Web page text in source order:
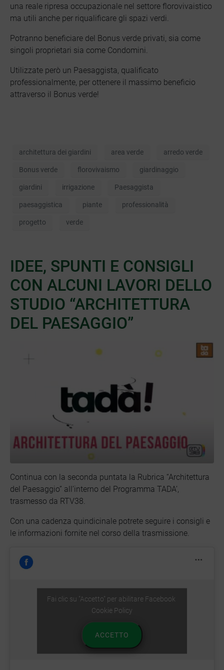
una reale ripresa occupazionale nel settore florovivaistico
ma utili anche per riqualificare gli spazi verdi.
Potranno beneficiare del Bonus verde privati, sia come
singoli proprietari sia come Condomini.
Utilizzate però un Paesaggista, qualificato
professionalmente, per ottenere il massimo beneficio
attraverso il Bonus verde!
architettura dei giardini area verde arredo verde
Bonus verde florovivaismo giardinaggio
giardini irrigazione Paesaggista
paesaggistica piante professionalità
progetto verde
IDEE, SPUNTI E CONSIGLI
CON ALCUNI LAVORI DELLO
STUDIO “ARCHITETTURA
DEL PAESAGGIO”
Continua con la seconda puntata la Rubrica “Architettura
del Paesaggio” all’interno del Programma TADA’,
trasmesso da RTV38.
Con una cadenza quindicinale potrete seguire i consigli e
le informazioni fornite nel corso della trasmissione.
Fai clic su "Accetto" per abilitare Facebook
Cookie Policy
ACCETTO